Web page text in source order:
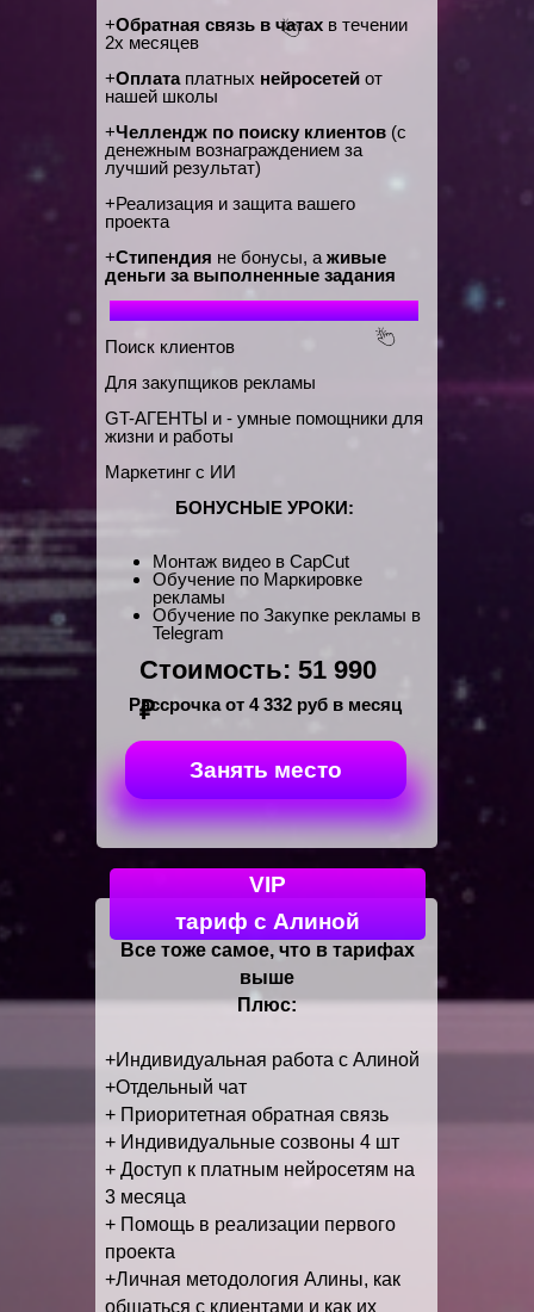
Занять место
VIP
Все тоже самое, что в тарифах
выше
Плюс:
+Индивидуальная работа с Алиной
+Отдельный чат
+ Приоритетная обратная связь
+ Индивидуальные созвоны 4 шт
+ Доступ к платным нейросетям на
3 месяца
+ Помощь в реализации первого
проекта
+Личная методология Алины, как
общаться с клиентами и как их
Стоимость: 51 990
₽
Рассрочка от 4 332 руб в месяц
тариф с Алиной
+Обратная связь в чатах в течении
2х месяцев
+Оплатаплатных нейросетей от
нашей школы
+Челлендж по поиску клиентов (с
денежным вознаграждением за
лучший результат)
+Реализация и защита вашего
проекта
+Стипендия не бонусы, а живые
деньги за выполненные задания
Дополнительные учебные модули
Поиск клиентов
Для закупщиков рекламы
GT-АГЕНТЫ и - умные помощники для
жизни и работы
Маркетинг с ИИ
БОНУСНЫЕ УРОКИ:
Монтаж видео в CapCut
Обучение по Маркировке
рекламы
Обучение по Закупке рекламы в
Telegram